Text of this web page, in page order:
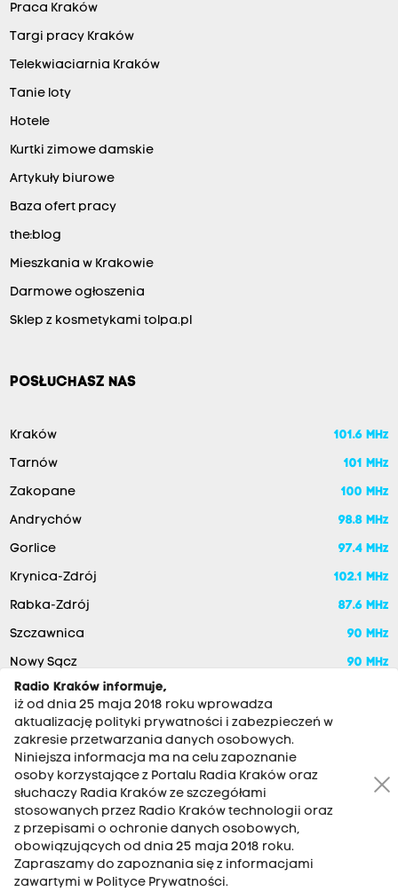
Praca Kraków
Targi pracy Kraków
Telekwiaciarnia Kraków
Tanie loty
Hotele
Kurtki zimowe damskie
Artykuły biurowe
Baza ofert pracy
the:blog
Mieszkania w Krakowie
Darmowe ogłoszenia
Sklep z kosmetykami tolpa.pl
POSŁUCHASZ NAS
Kraków 101.6 MHz
Tarnów 101 MHz
Zakopane 100 MHz
Andrychów 98.8 MHz
Gorlice 97.4 MHz
Krynica-Zdrój 102.1 MHz
Rabka-Zdrój 87.6 MHz
Szczawnica 90 MHz
Nowy Sącz 90 MHz
RADIO KRAKÓW SA. Aleja Juliusza Słowackiego 22, 30-007
Kraków
Antena: 12 200 33 33
Radio Kraków informuje,
iż od dnia 25 maja 2018 roku wprowadza
aktualizację polityki prywatności i zabezpieczeń w
zakresie przetwarzania danych osobowych.
Niniejsza informacja ma na celu zapoznanie
osoby korzystające z Portalu Radia Kraków oraz
słuchaczy Radia Kraków ze szczegółami
stosowanych przez Radio Kraków technologii oraz
z przepisami o ochronie danych osobowych,
obowiązujących od dnia 25 maja 2018 roku.
Zapraszamy do zapoznania się z informacjami
zawartymi w Polityce Prywatności.